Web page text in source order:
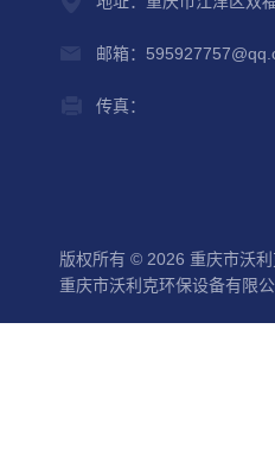
邮箱：
传真：
版权所有 © 2026 重庆市沃
重庆市沃利克环保设备有限